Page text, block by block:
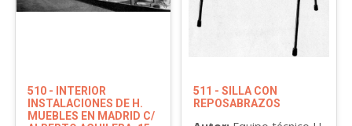
510 - INTERIOR
INSTALACIONES DE H.
MUEBLES EN MADRID C/
511 - SILLA CON
REPOSABRAZOS